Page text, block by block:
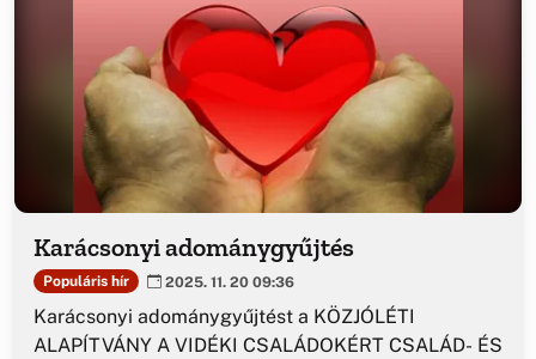
Karácsonyi adománygyűjtés
Populáris hír 2025. 11. 20 09:36
Karácsonyi adománygyűjtést a KÖZJÓLÉTI
ALAPÍTVÁNY A VIDÉKI CSALÁDOKÉRT CSALÁD- ÉS